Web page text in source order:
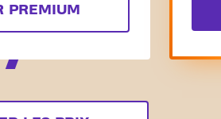
PREMIUM